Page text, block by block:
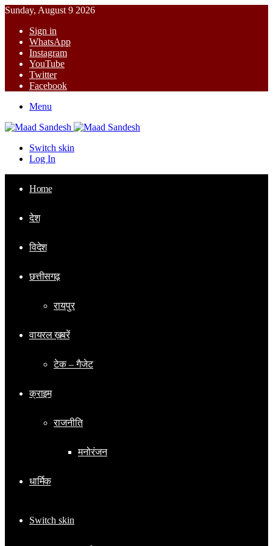
Sunday, August 9 2026
Sign in
WhatsApp
Instagram
YouTube
Twitter
Facebook
Menu
Switch skin
Log In
Home
देश
विदेश
छत्तीसगढ़
रायपुर
वायरल ख़बरें
टेक – गैजेट
क्राइम
राजनीति
मनोरंजन
धार्मिक
Switch skin